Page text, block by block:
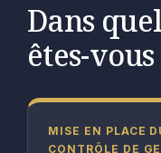
Dans
êtes-vous
MISE EN PLACE
CONTRÔLE DE